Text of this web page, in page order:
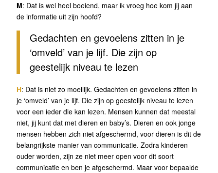
M: Dat is wel heel boeiend, maar ik vroeg hoe kom jij aan
de informatie uit zijn hoofd?
Gedachten en gevoelens zitten in je
‘omveld’ van je lijf. Die zijn op
geestelijk niveau te lezen
H: Dat is niet zo moeilijk. Gedachten en gevoelens zitten in
je ‘omveld’ van je lijf. Die zijn op geestelijk niveau te lezen
voor een ieder die kan lezen. Mensen kunnen dat meestal
niet, jij kunt dat met dieren en baby’s. Dieren en ook jonge
mensen hebben zich niet afgeschermd, voor dieren is dit de
belangrijkste manier van communicatie. Zodra kinderen
ouder worden, zijn ze niet meer open voor dit soort
communicatie en ben je afgeschermd. Maar voor bepaalde